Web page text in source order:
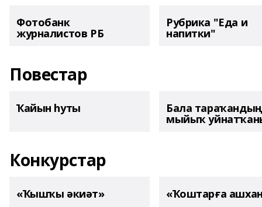
Фотобанк
журналистов РБ
Рубрика "Еда и
напитки"
Повестар
Ҡайын һуты Бала тараҡандың
мыйыҡ
Конкурстар
«Ҡышҡы әкиәт» «Ҡоштарға